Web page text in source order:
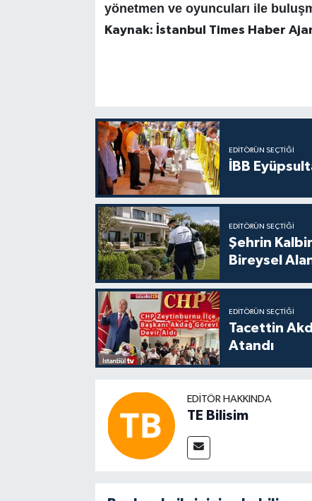
yönetmen ve oyuncuları ile
Kaynak: İstanbul Times Haber
EDITÖRÜN SEÇTIĞI
İBB
EDITÖRÜN SEÇTIĞI
Şehrin
Bireysel
EDITÖRÜN SEÇTIĞI
Tacettin
Atandı
EDITÖR HAKKINDA
TE Bilisim